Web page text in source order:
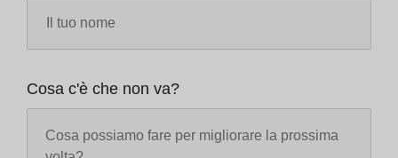
Cosa c'è che non va?